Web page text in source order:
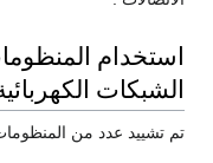
استخدام
الشبكات
تم تشييد عدد من